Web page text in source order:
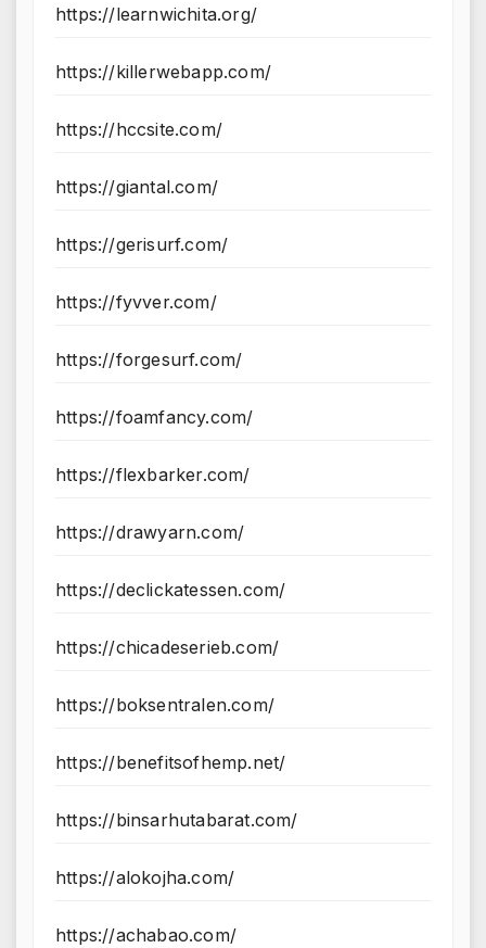
https://learnwichita.org/
https://killerwebapp.com/
https://hccsite.com/
https://giantal.com/
https://gerisurf.com/
https://fyvver.com/
https://forgesurf.com/
https://foamfancy.com/
https://flexbarker.com/
https://drawyarn.com/
https://declickatessen.com/
https://chicadeserieb.com/
https://boksentralen.com/
https://benefitsofhemp.net/
https://binsarhutabarat.com/
https://alokojha.com/
https://achabao.com/